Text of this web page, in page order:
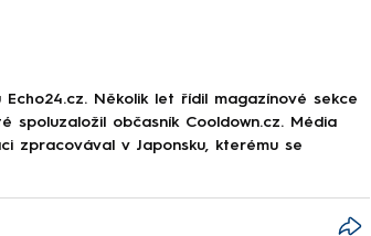
Několik let řídil magazínové sekce
spoluzaložil občasník Cooldown.cz. Média
zpracovával v Japonsku, kterému se